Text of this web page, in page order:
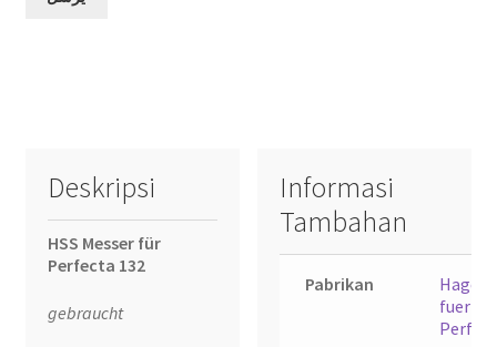
Deskripsi
HSS Messer für
Perfecta 132
gebraucht
Informasi
Tambahan
Pabrikan
fuer